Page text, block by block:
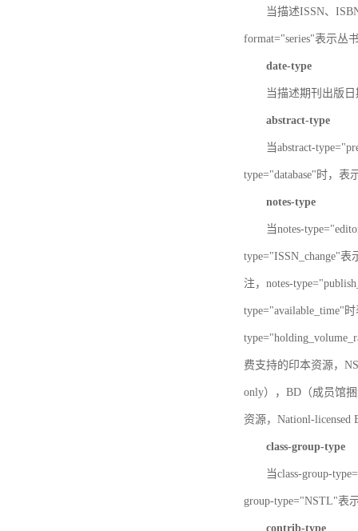
当描述ISSN、
format="series"表示丛
date-type
当描述期刊出版日
abstract-type
当abstract-
type="database"时，表
notes-type
当notes-
type="ISSN_change"
注，notes-
type="available_time"
费支持的印本资源，
only），BD（成员馆
资源，Nationl-licensed
class-group-type
当class-group-
group-type="NSTL"表
contrib-type